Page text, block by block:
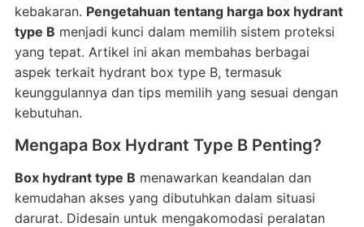
kebakaran. Pengetahuan tentang harga box hydrant
type B menjadi kunci dalam memilih sistem proteksi
yang tepat. Artikel ini akan membahas berbagai
aspek terkait hydrant box type B, termasuk
keunggulannya dan tips memilih yang sesuai dengan
kebutuhan.
Mengapa Box Hydrant Type B Penting?
Box hydrant type B menawarkan keandalan dan
kemudahan akses yang dibutuhkan dalam situasi
darurat. Didesain untuk mengakomodasi peralatan